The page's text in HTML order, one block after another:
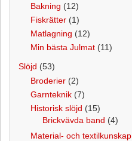
Bakning (12)
Fiskrätter (1)
Matlagning (12)
Min bästa Julmat (11)
Slöjd (53)
Broderier (2)
Garnteknik (7)
Historisk slöjd (15)
Brickvävda band (4)
Material- och textilkunskap